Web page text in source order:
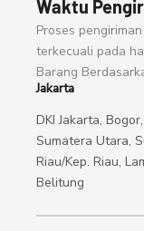
Waktu
Proses
terkecuali pada
Barang
Jakarta
DKI Jakarta,
Sumatera Utara,
Riau/Kep. Riau,
Belitung